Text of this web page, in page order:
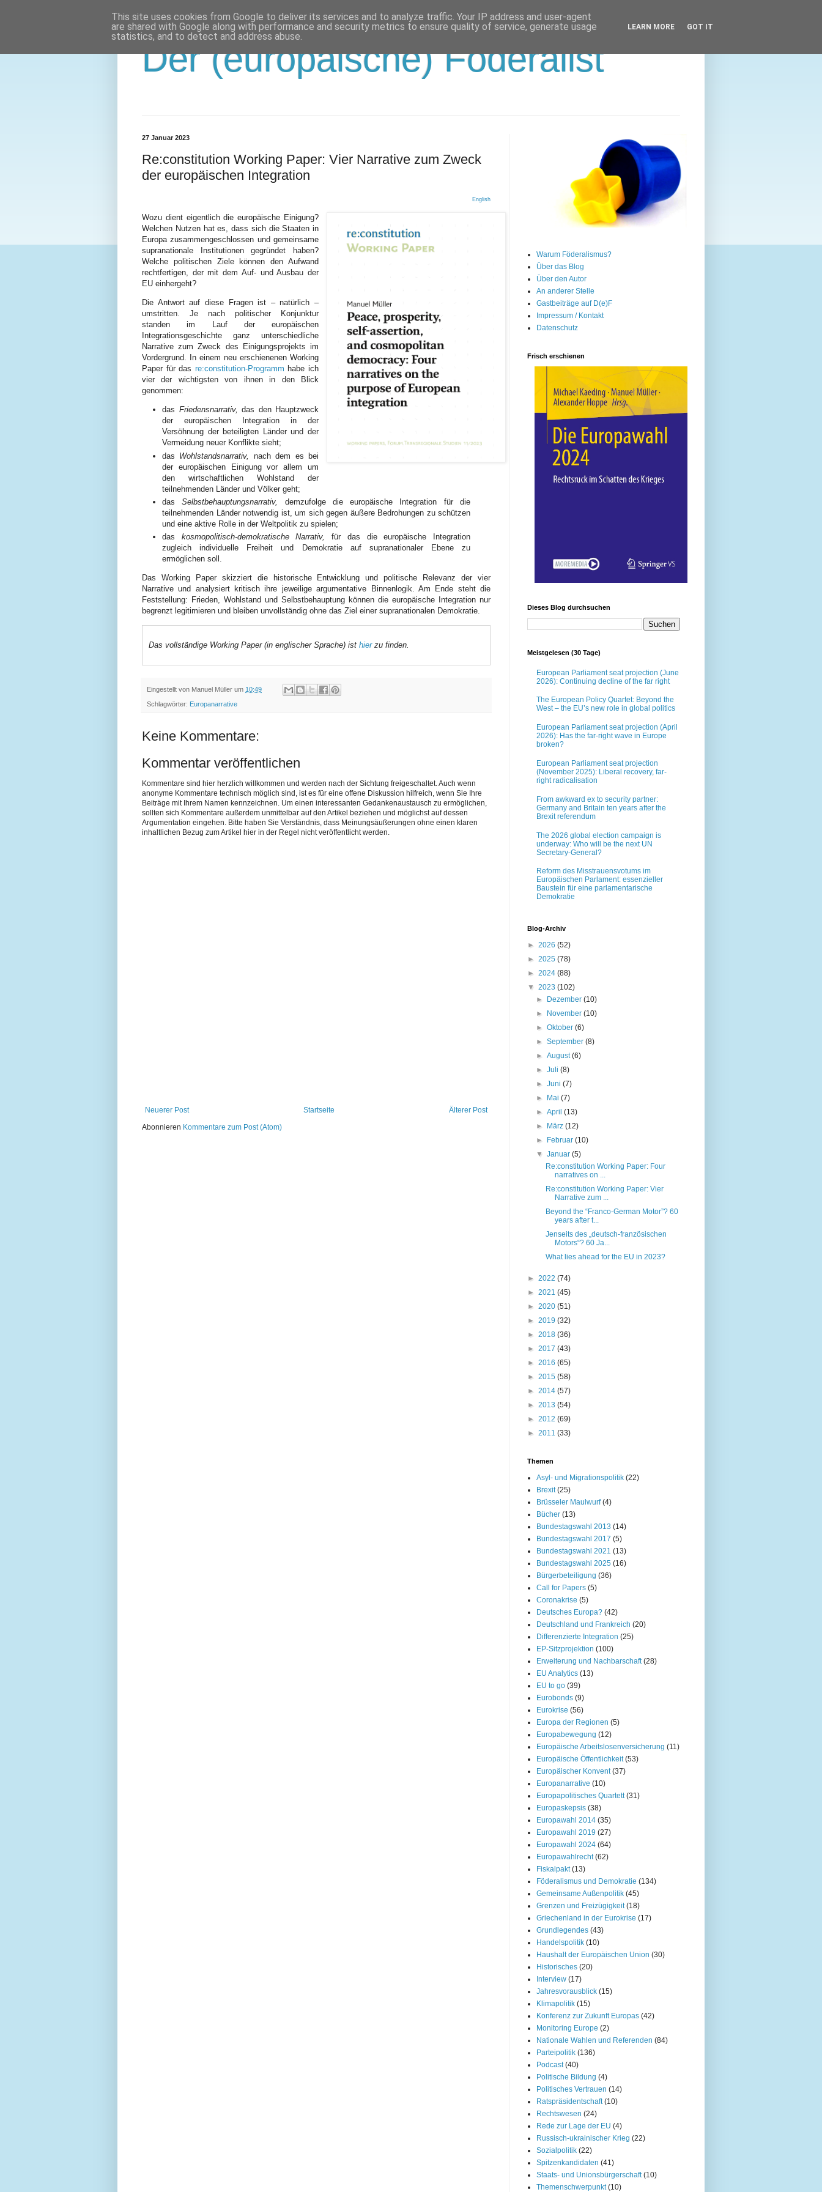
Der (europäische) Föderalist
27 Januar 2023
Re:constitution Working Paper: Vier Narrative zum Zweck
der europäischen Integration
English
Wozu dient eigentlich die europäische Einigung?
Welchen Nutzen hat es, dass sich die Staaten in
Europa zusammengeschlossen und gemeinsame
supranationale Institutionen gegründet haben?
Welche politischen Ziele können den Aufwand
rechtfertigen, der mit dem Auf- und Ausbau der
EU einhergeht?
Die Antwort auf diese Fragen ist – natürlich –
umstritten. Je nach politischer Konjunktur
standen im Lauf der europäischen
Integrationsgeschichte ganz unterschiedliche
Narrative zum Zweck des Einigungsprojekts im
Vordergrund. In einem neu erschienenen Working
Paper für das re:constitution-Programm habe ich
vier der wichtigsten von ihnen in den Blick
genommen:
das Friedensnarrativ, das den Hauptzweck
der europäischen Integration in der
Versöhnung der beteiligten Länder und der
Vermeidung neuer Konflikte sieht;
das Wohlstandsnarrativ,
nach dem es bei
der europäischen Einigung vor allem um
den wirtschaftlichen Wohlstand der
teilnehmenden Länder und Völker geht;
dasSelbstbehauptungsnarrativ,
demzufolge die europäische Integration für die
teilnehmenden Länder notwendig ist, um sich gegen äußere Bedrohungen zu schützen
und eine aktive Rolle in der Weltpolitik zu spielen;
das kosmopolitisch-demokratische Narrativ,
für das die europäische Integration
zugleich individuelle Freiheit und Demokratie auf supranationaler Ebene zu
ermöglichen soll.
Das Working Paper skizziert die historische Entwicklung und politische Relevanz der vier
Narrative und analysiert kritisch ihre jeweilige argumentative Binnenlogik. Am Ende steht die
Feststellung: Frieden, Wohlstand und Selbstbehauptung können die europäische Integration nur
begrenzt legitimieren und bleiben unvollständig ohne das Ziel einer supranationalen Demokratie.
Das vollständige Working Paper (in englischer Sprache) ist hierzu finden.
Eingestellt von Manuel Müller um 10:49
Schlagwörter: Europanarrative
Keine Kommentare:
Kommentar veröffentlichen
Kommentare sind hier herzlich willkommen und werden nach der Sichtung freigeschaltet. Auch wenn
anonyme Kommentare technisch möglich sind, ist es für eine offene Diskussion hilfreich, wenn Sie Ihre
Beiträge mit Ihrem Namen kennzeichnen. Um einen interessanten Gedankenaustausch zu ermöglichen,
sollten sich Kommentare außerdem unmittelbar auf den Artikel beziehen und möglichst auf dessen
Argumentation eingehen. Bitte haben Sie Verständnis, dass Meinungsäußerungen ohne einen klaren
inhaltlichen Bezug zum Artikel hier in der Regel nicht veröffentlicht werden.
Neuerer Post Älterer Post
Startseite
Abonnieren Kommentare zum Post (Atom)
Warum Föderalismus?
Über das Blog
Über den Autor
An anderer Stelle
Gastbeiträge auf D(e)F
Impressum / Kontakt
Datenschutz
Frisch erschienen
Dieses Blog durchsuchen
Meistgelesen (30 Tage)
European Parliament seat projection (June
2026): Continuing decline of the far right
The European Policy Quartet: Beyond the
West – the EU’s new role in global politics
European Parliament seat projection (April
2026): Has the far-right wave in Europe
broken?
European Parliament seat projection
(November 2025): Liberal recovery, far-
right radicalisation
From awkward ex to security partner:
Germany and Britain ten years after the
Brexit referendum
The 2026 global election campaign is
underway: Who will be the next UN
Secretary-General?
Reform des Misstrauensvotums im
Europäischen Parlament: essenzieller
Baustein für eine parlamentarische
Demokratie
Blog-Archiv
► 2026 (52)
► 2025 (78)
► 2024 (88)
▼ 2023 (102)
► Dezember(10)
► November(10)
►Oktober(6)
►September(8)
►August(6)
►Juli(8)
►Juni(7)
► Mai(7)
►April(13)
► März(12)
► Februar(10)
▼Januar(5)
Re:constitution Working Paper: Four
narratives on ...
Re:constitution Working Paper: Vier
Narrative zum ...
Beyond the “Franco-German Motor”? 60
years after t...
Jenseits des „deutsch-französischen
Motors“? 60 Ja...
What lies ahead for the EU in 2023?
► 2022 (74)
► 2021 (45)
► 2020 (51)
► 2019 (32)
► 2018 (36)
► 2017 (43)
► 2016 (65)
► 2015 (58)
► 2014 (57)
► 2013 (54)
► 2012 (69)
► 2011 (33)
Themen
Asyl- und Migrationspolitik (22)
Brexit (25)
Brüsseler Maulwurf (4)
Bücher (13)
Bundestagswahl 2013 (14)
Bundestagswahl 2017 (5)
Bundestagswahl 2021 (13)
Bundestagswahl 2025 (16)
Bürgerbeteiligung (36)
Call for Papers (5)
Coronakrise (5)
Deutsches Europa? (42)
Deutschland und Frankreich (20)
Differenzierte Integration (25)
EP-Sitzprojektion (100)
Erweiterung und Nachbarschaft (28)
EU Analytics (13)
EU to go (39)
Eurobonds (9)
Eurokrise (56)
Europa der Regionen (5)
Europabewegung (12)
Europäische Arbeitslosenversicherung (11)
Europäische Öffentlichkeit (53)
Europäischer Konvent (37)
Europanarrative (10)
Europapolitisches Quartett (31)
Europaskepsis (38)
Europawahl 2014 (35)
Europawahl 2019 (27)
Europawahl 2024 (64)
Europawahlrecht (62)
Fiskalpakt (13)
Föderalismus und Demokratie (134)
Gemeinsame Außenpolitik (45)
Grenzen und Freizügigkeit (18)
Griechenland in der Eurokrise (17)
Grundlegendes (43)
Handelspolitik (10)
Haushalt der Europäischen Union (30)
Historisches (20)
Interview (17)
Jahresvorausblick (15)
Klimapolitik (15)
Konferenz zur Zukunft Europas (42)
Monitoring Europe (2)
Nationale Wahlen und Referenden (84)
Parteipolitik (136)
Podcast (40)
Politische Bildung (4)
Politisches Vertrauen (14)
Ratspräsidentschaft (10)
Rechtswesen (24)
Rede zur Lage der EU (4)
Russisch-ukrainischer Krieg (22)
Sozialpolitik (22)
Spitzenkandidaten (41)
Staats- und Unionsbürgerschaft (10)
Themenschwerpunkt (10)
This site uses cookies from Google to deliver its services and to analyze traffic. Your IP address and user-agent
are shared with Google along with performance and security metrics to ensure quality of service, generate usage
statistics, and to detect and address abuse.
LEARN MORE GOT IT